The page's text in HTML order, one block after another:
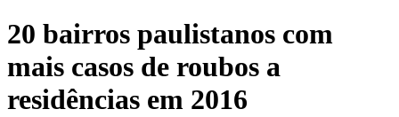
20 bairros paulistanos com
mais casos de roubos a
residências em 2016